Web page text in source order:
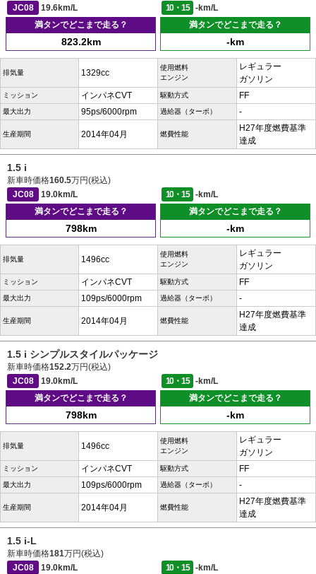
JC08 19.6km/L 10・15
-km/L
満タンでどこまで走る？
823.2km
満タンでどこまで走る？
-km
排気量 1329cc
使用燃料
エンジン
レギュラー
ガソリン
ミッション インパネCVT 駆動方式 FF
最大出力 95ps/6000rpm 過給器（ターボ） -
生産期間 2014年04月 燃費性能
H27年度燃費基準
達成
1.5 i
新車時価格160.5万円(税込)
JC08
19.0km/L 10・15
-km/L
満タンでどこまで走る？
798km
満タンでどこまで走る？
-km
排気量 1496cc
使用燃料
エンジン
レギュラー
ガソリン
ミッション インパネCVT 駆動方式 FF
最大出力 109ps/6000rpm 過給器（ターボ） -
生産期間 2014年04月 燃費性能
H27年度燃費基準
達成
1.5 i シンプルスタイルパッケージ
新車時価格152.2万円(税込)
JC08
19.0km/L 10・15
-km/L
満タンでどこまで走る？
798km
満タンでどこまで走る？
-km
排気量 1496cc
使用燃料
エンジン
レギュラー
ガソリン
ミッション インパネCVT 駆動方式 FF
最大出力 109ps/6000rpm 過給器（ターボ） -
生産期間 2014年04月 燃費性能
H27年度燃費基準
達成
1.5 i-L
新車時価格181万円(税込)
JC08
19.0km/L 10・15
-km/L